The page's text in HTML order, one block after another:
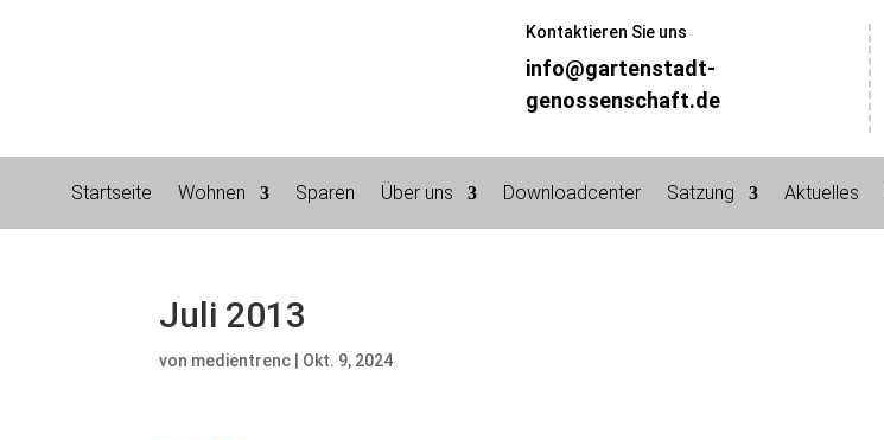
Kontaktieren Sie uns
info@gartenstadt-
genossenschaft.de
Startseite Wohnen Sparen Über uns Downloadcenter Satzung Aktuelles
Juli 2013
von medientrenc Okt. 9, 2024